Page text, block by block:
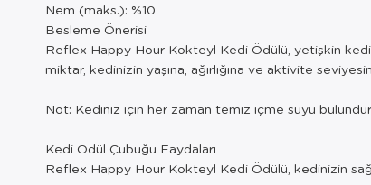
Nem (maks.): %10
Besleme Önerisi
Reflex Happy Hour Kokteyl Kedi Ödülü, yetişkin
miktar, kedinizin yaşına, ağırlığına ve aktivite
Not: Kediniz için her zaman temiz içme suyu
Kedi Ödül Çubuğu Faydaları
Reflex Happy Hour Kokteyl Kedi Ödülü, kedinizin